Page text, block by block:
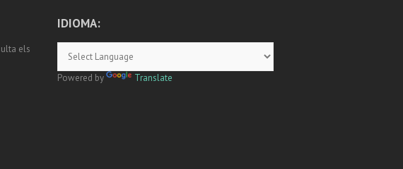
els
IDIOMA:
Powered by Translate